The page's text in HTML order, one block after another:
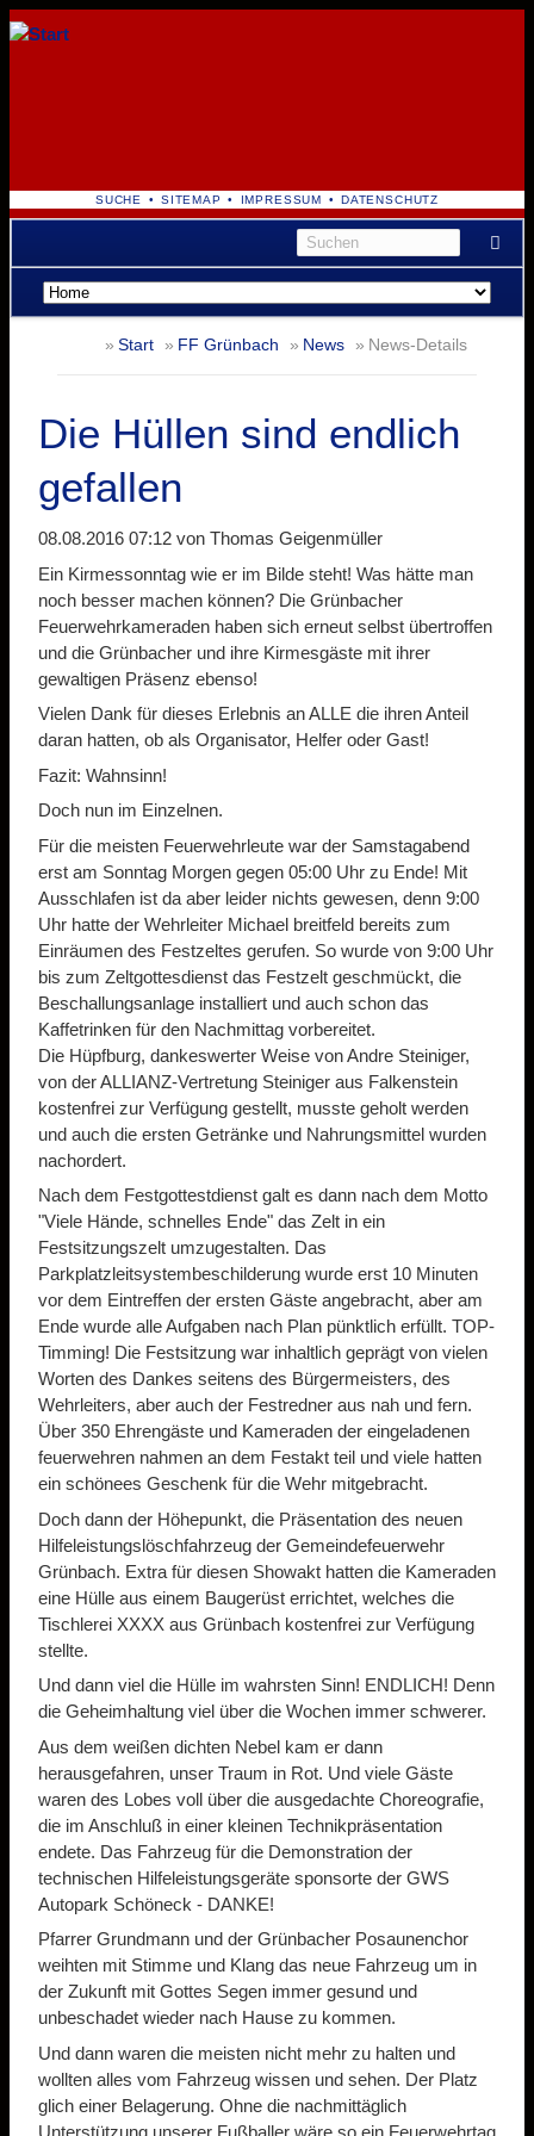
NAVIGATION
ÜBERSPRINGEN
SUCHE SITEMAP IMPRESSUM DATENSCHUTZ
Navigation
überspringen
Start FF Grünbach News News-Details
Die Hüllen sind endlich
gefallen
08.08.2016 07:12 von Thomas Geigenmüller
Ein Kirmessonntag wie er im Bilde steht! Was hätte man
noch besser machen können? Die Grünbacher
Feuerwehrkameraden haben sich erneut selbst übertroffen
und die Grünbacher und ihre Kirmesgäste mit ihrer
gewaltigen Präsenz ebenso!
Vielen Dank für dieses Erlebnis an ALLE die ihren Anteil
daran hatten, ob als Organisator, Helfer oder Gast!
Fazit: Wahnsinn!
Doch nun im Einzelnen.
Für die meisten Feuerwehrleute war der Samstagabend
erst am Sonntag Morgen gegen 05:00 Uhr zu Ende! Mit
Ausschlafen ist da aber leider nichts gewesen, denn 9:00
Uhr hatte der Wehrleiter Michael breitfeld bereits zum
Einräumen des Festzeltes gerufen. So wurde von 9:00 Uhr
bis zum Zeltgottesdienst das Festzelt geschmückt, die
Beschallungsanlage installiert und auch schon das
Kaffetrinken für den Nachmittag vorbereitet.
Die Hüpfburg, dankeswerter Weise von Andre Steiniger,
von der ALLIANZ-Vertretung Steiniger aus Falkenstein
kostenfrei zur Verfügung gestellt, musste geholt werden
und auch die ersten Getränke und Nahrungsmittel wurden
nachordert.
Nach dem Festgottestdienst galt es dann nach dem Motto
"Viele Hände, schnelles Ende" das Zelt in ein
Festsitzungszelt umzugestalten. Das
Parkplatzleitsystembeschilderung wurde erst 10 Minuten
vor dem Eintreffen der ersten Gäste angebracht, aber am
Ende wurde alle Aufgaben nach Plan pünktlich erfüllt. TOP-
Timming! Die Festsitzung war inhaltlich geprägt von vielen
Worten des Dankes seitens des Bürgermeisters, des
Wehrleiters, aber auch der Festredner aus nah und fern.
Über 350 Ehrengäste und Kameraden der eingeladenen
feuerwehren nahmen an dem Festakt teil und viele hatten
ein schönees Geschenk für die Wehr mitgebracht.
Doch dann der Höhepunkt, die Präsentation des neuen
Hilfeleistungslöschfahrzeug der Gemeindefeuerwehr
Grünbach. Extra für diesen Showakt hatten die Kameraden
eine Hülle aus einem Baugerüst errichtet, welches die
Tischlerei XXXX aus Grünbach kostenfrei zur Verfügung
stellte.
Und dann viel die Hülle im wahrsten Sinn! ENDLICH! Denn
die Geheimhaltung viel über die Wochen immer schwerer.
Aus dem weißen dichten Nebel kam er dann
herausgefahren, unser Traum in Rot. Und viele Gäste
waren des Lobes voll über die ausgedachte Choreografie,
die im Anschluß in einer kleinen Technikpräsentation
endete. Das Fahrzeug für die Demonstration der
technischen Hilfeleistungsgeräte sponsorte der GWS
Autopark Schöneck - DANKE!
Pfarrer Grundmann und der Grünbacher Posaunenchor
weihten mit Stimme und Klang das neue Fahrzeug um in
der Zukunft mit Gottes Segen immer gesund und
unbeschadet wieder nach Hause zu kommen.
Und dann waren die meisten nicht mehr zu halten und
wollten alles vom Fahrzeug wissen und sehen. Der Platz
glich einer Belagerung. Ohne die nachmittäglich
Unterstützung unserer Fußballer wäre so ein Feuerwehrtag